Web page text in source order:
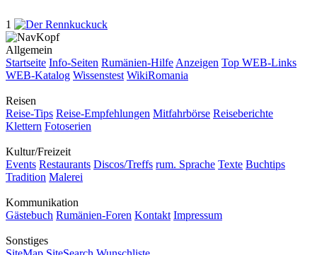
1
Allgemein
Startseite Info-Seiten Rumänien-Hilfe Anzeigen Top WEB-Links
WEB-Katalog Wissenstest WikiRomania
Reisen
Reise-Tips Reise-Empfehlungen Mitfahrbörse Reiseberichte
Klettern Fotoserien
Kultur/Freizeit
Events Restaurants Discos/Treffs rum. Sprache Texte Buchtips
Tradition Malerei
Kommunikation
Gästebuch Rumänien-Foren Kontakt Impressum
Sonstiges